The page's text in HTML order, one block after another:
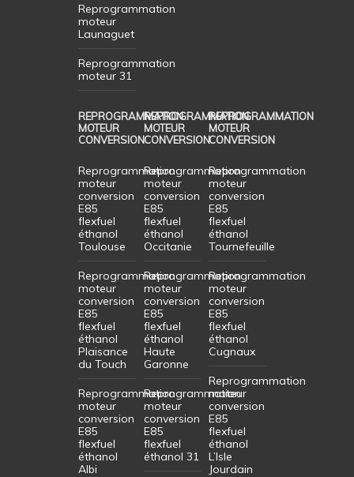
Reprogrammation
moteur
Launaguet
Reprogrammation
moteur 31
REPROGRAMMATION
MOTEUR
CONVERSION
Reprogrammation
moteur
conversion
E85
flexfuel
éthanol
Toulouse
Reprogrammation
moteur
conversion
E85
flexfuel
éthanol
Plaisance
du Touch
Reprogrammation
moteur
conversion
E85
flexfuel
éthanol
Albi
REPROGRAMMATION
MOTEUR
CONVERSION
Reprogrammation
moteur
conversion
E85
flexfuel
éthanol
Occitanie
Reprogrammation
moteur
conversion
E85
flexfuel
éthanol
Haute
Garonne
Reprogrammation
moteur
conversion
E85
flexfuel
éthanol 31
REPROGRAMMATION
MOTEUR
CONVERSION
Reprogrammation
moteur
conversion
E85
flexfuel
éthanol
Tournefeuille
Reprogrammation
moteur
conversion
E85
flexfuel
éthanol
Cugnaux
Reprogrammation
moteur
conversion
E85
flexfuel
éthanol
L’Isle
Jourdain